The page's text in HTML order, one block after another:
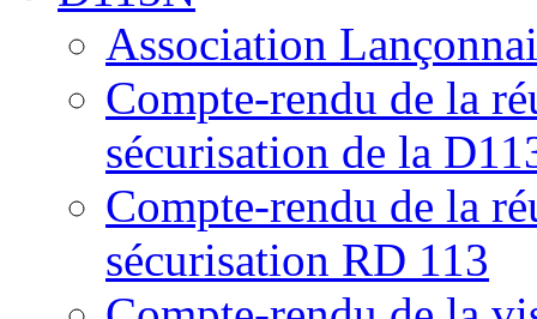
Association
Compte-rendu de la
sécurisation de la
Compte-rendu de la
sécurisation RD 113